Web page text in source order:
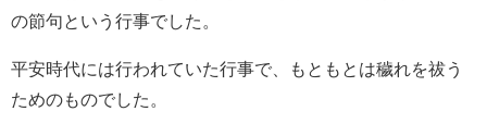
の節句という行事でした。
平安時代には行われていた行事で、もともとは穢れを祓う
ためのものでした。